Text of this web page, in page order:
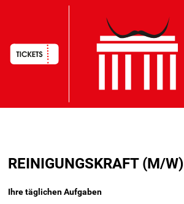
Inhalt
HAUPTNAVIGATION
REINIGUNGSKRAFT (M/W)
Ihre täglichen Aufgaben